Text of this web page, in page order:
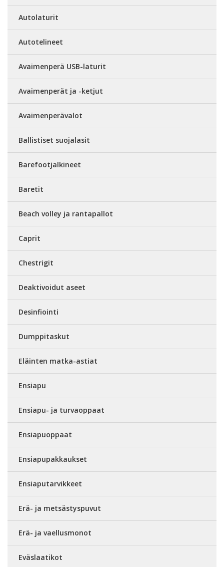
Autolaturit
Autotelineet
Avaimenperä USB-laturit
Avaimenperät ja -ketjut
Avaimenperävalot
Ballistiset suojalasit
Barefootjalkineet
Baretit
Beach volley ja rantapallot
Caprit
Chestrigit
Deaktivoidut aseet
Desinfiointi
Dumppitaskut
Eläinten matka-astiat
Ensiapu
Ensiapu- ja turvaoppaat
Ensiapuoppaat
Ensiapupakkaukset
Ensiaputarvikkeet
Erä- ja metsästyspuvut
Erä- ja vaellusmonot
Eväslaatikot